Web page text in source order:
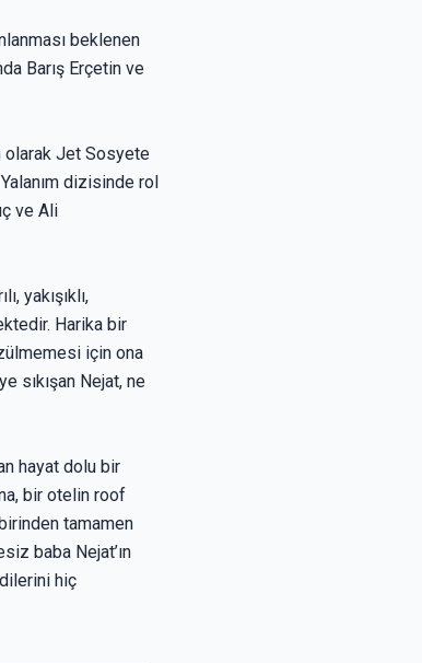
beklenen
Barış Erçetin ve
olarak Jet Sosyete
dizisinde rol
ve Ali
yakışıklı,
Harika bir
için ona
sıkışan Nejat, ne
hayat dolu bir
bir otelin roof
tamamen
baba Nejat’ın
hiç